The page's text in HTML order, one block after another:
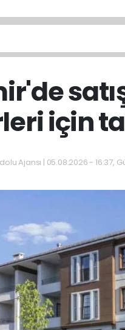
için
Ajansı | 05.08.2026 - 16:37,